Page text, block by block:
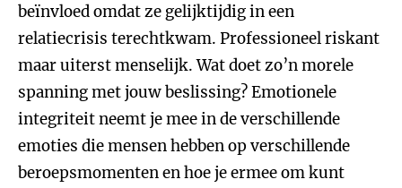
beïnvloed omdat ze gelijktijdig in een
relatiecrisis terechtkwam. Professioneel riskant
maar uiterst menselijk. Wat doet zo’n morele
spanning met jouw beslissing? Emotionele
integriteit neemt je mee in de verschillende
emoties die mensen hebben op verschillende
beroepsmomenten en hoe je ermee om kunt